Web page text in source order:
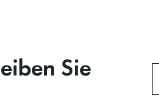
Sie